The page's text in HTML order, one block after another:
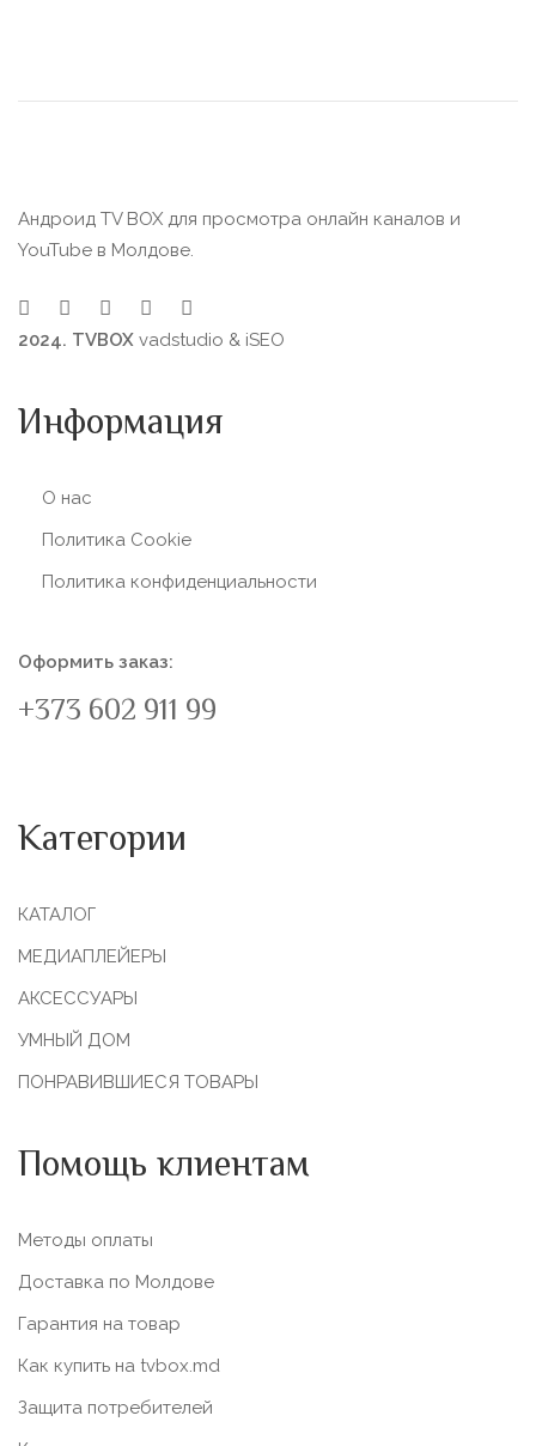
Андроид TV BOX для просмотра онлайн каналов и
YouTube в Молдове.
2024. TVBOX vadstudio & iSEO
Информация
О нас
Политика Сookie
Политика конфиденциальности
Оформить заказ:
+373 602 911 99
Категории
КАТАЛОГ
МЕДИАПЛЕЙЕРЫ
АКСЕССУАРЫ
УМНЫЙ ДОМ
ПОНРАВИВШИЕСЯ ТОВАРЫ
Помощь клиентам
Методы оплаты
Доставка по Молдове
Гарантия на товар
Как купить на tvbox.md
Защита потребителей